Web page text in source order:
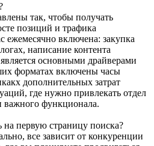
так, чтобы получать
позиций и трафика
ежемесячно включена: закупка
написание контента
основными драйверами
форматах включены часы
дополнительных затрат
где нужно привлекать отдел
важного функционала.
на первую страницу поиска?
все зависит от конкуренции